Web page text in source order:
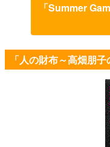
「Summer
「人の財布～高畑朋